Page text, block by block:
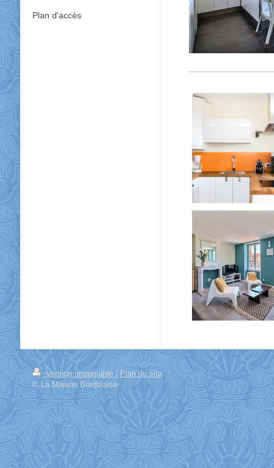
Plan d'accès
Version imprimable
Plan du site
© La Maison Bordelaise